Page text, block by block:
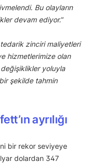
Bu olayların
devam ediyor.”
zinciri maliyetleri
hizmetlerimize olan
yoluyla
şekilde tahmin
ayrılığı
bir rekor seviyeye
dolardan 347